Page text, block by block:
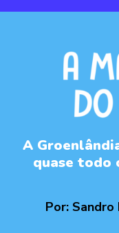
12 de junho
A
quase todo
Por: Sandro